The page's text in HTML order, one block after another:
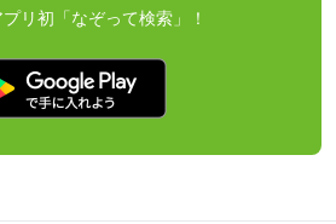
リ初「なぞって検索」！